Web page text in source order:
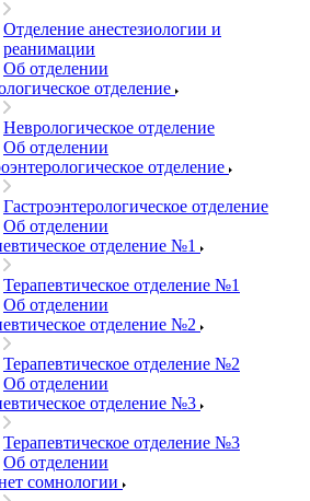
Отделение анестезиологии и
реанимации
Об отделении
отделение
Неврологическое отделение
Об отделении
отделение
Гастроэнтерологическое отделение
Об отделении
отделение №1
Терапевтическое отделение №1
Об отделении
отделение №2
Терапевтическое отделение №2
Об отделении
отделение №3
Терапевтическое отделение №3
Об отделении
сомнологии